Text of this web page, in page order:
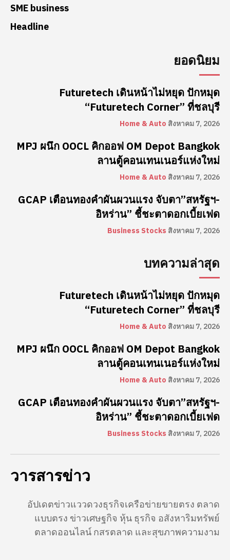
SME business
Headline
ยอดนิยม
Futuretech เดินหน้าไม่หยุด ปักหมุด
“Futuretech Corner” ที่ชลบุรี
Home & Auto สิงหาคม 7, 2026
MPJ ผนึก OOCL คิกออฟ OM Depot Bangkok
ลานตู้คอนเทนเนอร์แห่งใหม่
Home & Auto สิงหาคม 7, 2026
GCAP เตือนทองคำผันผวนแรง จับตา”สหรัฐฯ-
อิหร่าน” ชี้ชะตาดอกเบี้ยเฟด
Business Stocks สิงหาคม 7, 2026
บทความล่าสุด
Futuretech เดินหน้าไม่หยุด ปักหมุด
“Futuretech Corner” ที่ชลบุรี
Home & Auto สิงหาคม 7, 2026
MPJ ผนึก OOCL คิกออฟ OM Depot Bangkok
ลานตู้คอนเทนเนอร์แห่งใหม่
Home & Auto สิงหาคม 7, 2026
GCAP เตือนทองคำผันผวนแรง จับตา”สหรัฐฯ-
อิหร่าน” ชี้ชะตาดอกเบี้ยเฟด
Business Stocks สิงหาคม 7, 2026
วารสารข่าว
อัปเดตข่าวแววดวงธุรกิจเครือข่ายขายตรง ตลาด
แบบตรง ข่าวเศษฐกิจ หุ้น ธุรกิจ อสังหาริมทรัพย์
ตลาดออนไลน์ กสรตลาด และสุขภาพความงาม